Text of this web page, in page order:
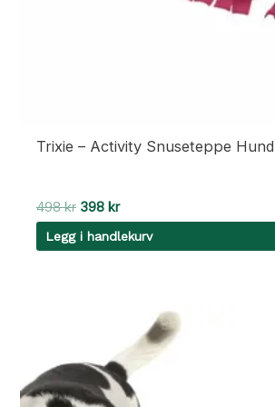
Trixie – Activity Snuseteppe Hund
498kr Opprinnelig
pris
var:
498 kr.
398 krNåværende
pris
er:
398 kr.
Legg i handlekurv